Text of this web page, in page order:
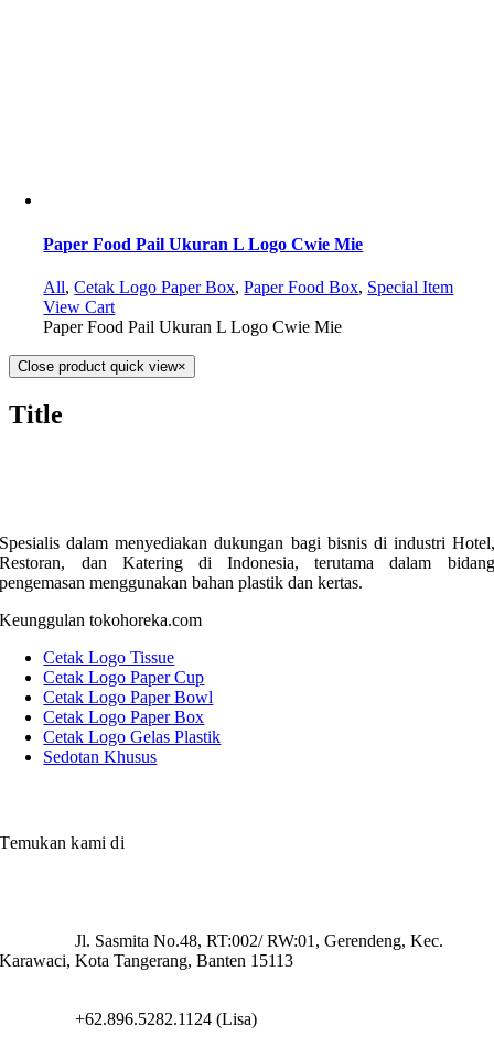
Paper Food Pail Ukuran L Logo Cwie Mie
All,Cetak Logo Paper Box,Paper Food Box, Special Item
View Cart
Paper Food Pail Ukuran L Logo Cwie Mie
Close product quick view×
Title
Spesialis dalam menyediakan dukungan bagi bisnis di industri Hotel,
Restoran, dan Katering di Indonesia, terutama dalam bidang
pengemasan menggunakan bahan plastik dan kertas.
Keunggulan tokohoreka.com
Cetak Logo Tissue
Cetak Logo Paper Cup
Cetak Logo Paper Bowl
Cetak Logo Paper Box
Cetak Logo Gelas Plastik
Sedotan Khusus
Temukan kami di
Jl. Sasmita No.48, RT:002/ RW:01, Gerendeng, Kec.
Karawaci, Kota Tangerang, Banten 15113
+62.896.5282.1124 (Lisa)